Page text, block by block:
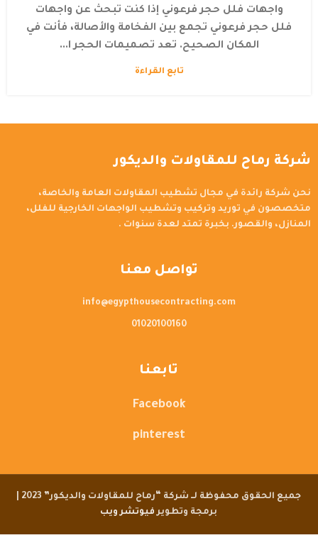
واجهات فلل حجر فرعوني إذا كنت تبحث عن واجهات
فلل حجر فرعوني تجمع بين الفخامة والأصالة، فأنت في
المكان الصحيح. تعد تصميمات الحجر ا...
تابع القراءة
شركة رماح للمقاولات والديكور
نحن شركة رائدة في مجال تشطيب المقاولات العامة والخاصة،
متخصصون في توريد وتركيب وتشطيب الواجهات الخارجية للفلل،
المنازل، والقصور. بخبرة تمتد لعدة سنوات .
تواصل معنا
info@egypthousecontracting.com
01020100160
تابعنا
Facebook
pinterest
برمجة وتطوير فيوتشر ويب